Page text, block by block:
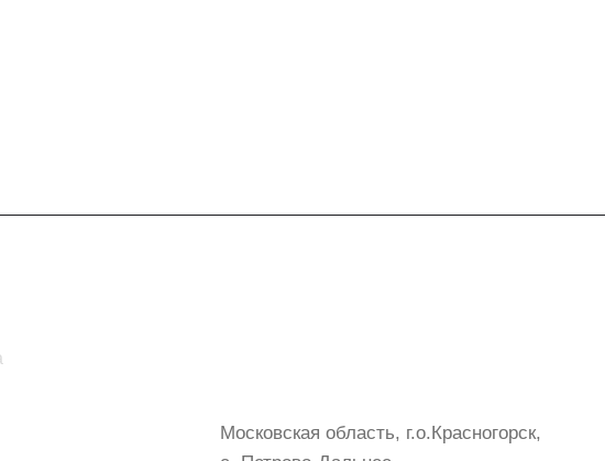
Московская область, г.о.Красногорск,